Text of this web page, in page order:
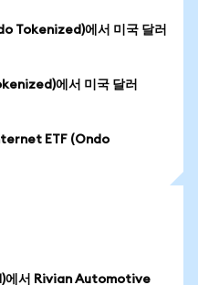
Tokenized)에서 미국 달러
에서 미국 달러
ETF (Ondo
에서 Rivian Automotive